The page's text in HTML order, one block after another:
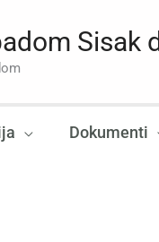
Sisak
Dokumenti